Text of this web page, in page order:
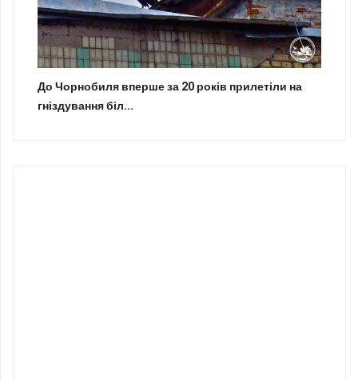
До Чорнобиля вперше за 20 років прилетіли на
гніздування біл...